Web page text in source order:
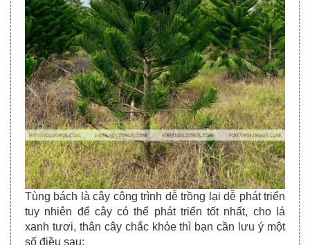
Tùng bách là cây công trình dễ trồng lại dễ phát triển
tuy nhiên để cây có thể phát triển tốt nhất, cho lá
xanh tươi, thân cây chắc khỏe thì bạn cần lưu ý một
số điều sau: